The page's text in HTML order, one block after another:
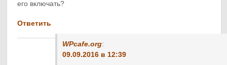
его включать?
Ответить
WPcafe.org:
09.09.2016 в 12:39